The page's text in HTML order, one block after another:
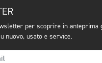
per scoprire in anteprima
nuovo, usato e service.